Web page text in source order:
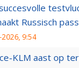
Russisch
2026, 9:54
KLM aast op